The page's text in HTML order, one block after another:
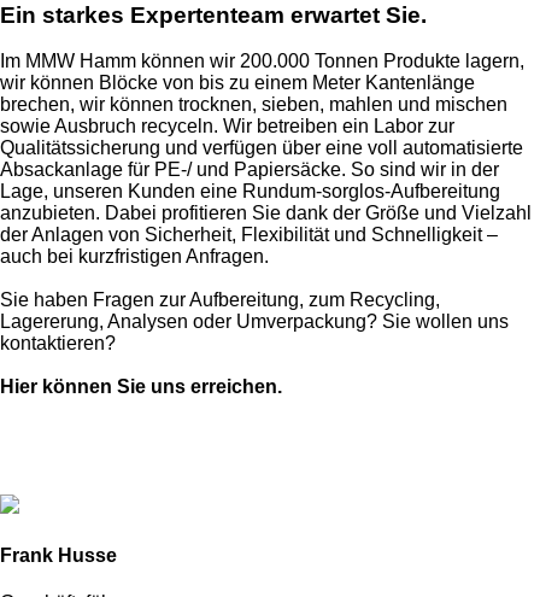
Ein starkes Expertenteam erwartet Sie.
Im MMW Hamm können wir 200.000 Tonnen Produkte lagern,
wir können Blöcke von bis zu einem Meter Kantenlänge
brechen, wir können trocknen, sieben, mahlen und mischen
sowie Ausbruch recyceln. Wir betreiben ein Labor zur
Qualitätssicherung und verfügen über eine voll automatisierte
Absackanlage für PE-/ und Papiersäcke. So sind wir in der
Lage, unseren Kunden eine Rundum-sorglos-Aufbereitung
anzubieten. Dabei profitieren Sie dank der Größe und Vielzahl
der Anlagen von Sicherheit, Flexibilität und Schnelligkeit –
auch bei kurzfristigen Anfragen.
Sie haben Fragen zur Aufbereitung, zum Recycling,
Lagererung, Analysen oder Umverpackung? Sie wollen uns
kontaktieren?
Hier können Sie uns erreichen.
Frank Husse